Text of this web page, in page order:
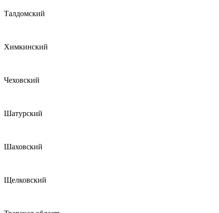
Талдомский
Химкинский
Чеховский
Шатурский
Шаховский
Щелковский